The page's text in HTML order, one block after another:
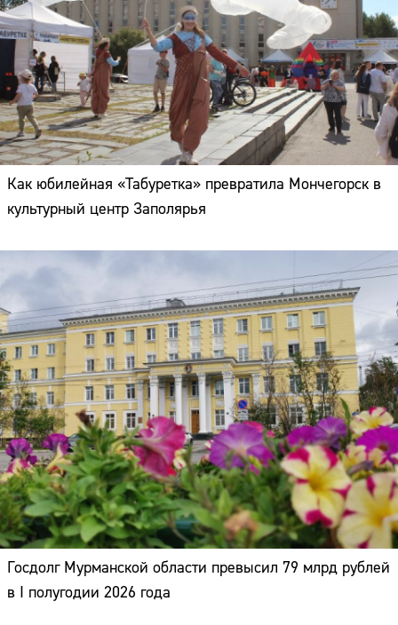
Как юбилейная «Табуретка» превратила Мончегорск в
культурный центр Заполярья
Госдолг Мурманской области превысил 79 млрд рублей
в I полугодии 2026 года